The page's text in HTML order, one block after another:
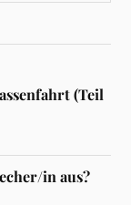
(Teil
in aus?